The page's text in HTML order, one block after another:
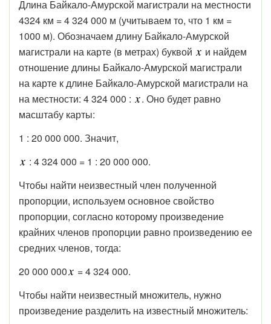
Длина Байкало-Амурской магистрали на местности
4324 км = 4 324 000 м (учитываем то, что 1 км =
1000 м). Обозначаем длину Байкало-Амурской
магистрали на карте (в метрах) буквой
и найдем
отношение длины Байкало-Амурской магистрали
на карте к длине Байкало-Амурской магистрали на
на местности: 4 324 000 :
. Оно будет равно
масштабу карты:
1 : 20 000 000. Значит,
: 4 324 000 = 1 : 20 000 000.
Чтобы найти неизвестный член полученной
пропорции, используем основное свойство
пропорции, согласно которому произведение
крайних членов пропорции равно произведению ее
средних членов, тогда:
20 000 000
= 4 324 000.
Чтобы найти неизвестный множитель, нужно
произведение разделить на известный множитель: